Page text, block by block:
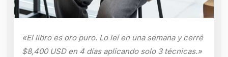
«El libro es oro puro. Lo leí en una semana y cerré
$8,400 USD en 4 días aplicando solo 3 técnicas.»